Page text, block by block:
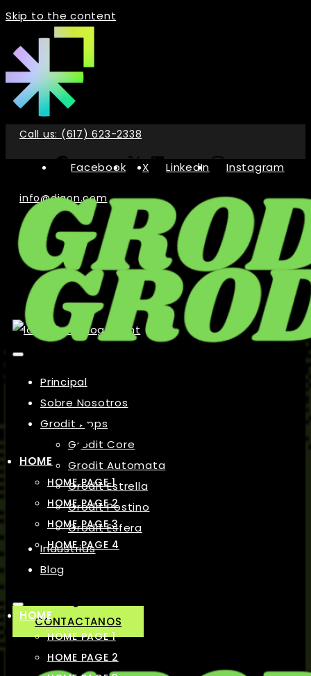
Skip to the content
Call us: (617) 623-2338
Facebook X LinkedIn Instagram
info@digon.com
Principal
Sobre Nosotros
Grodit Apps
Grodit Core
Grodit Automata
Grodit Estrella
Grodit Postino
Grodit Esfera
Industrias
Blog
CONTACTANOS
HOME
HOME PAGE 1
HOME PAGE 2
HOME PAGE 3
HOME PAGE 4
HOME
HOME PAGE 1
HOME PAGE 2